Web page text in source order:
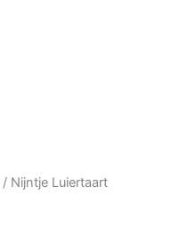
/ Nijntje Luiertaart